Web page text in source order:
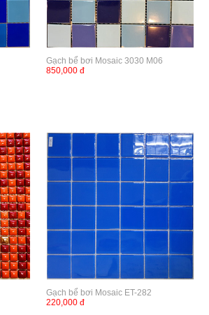
Gạch bể bơi Mosaic 3030 M06
850,000 đ
Gạch bể bơi Mosaic ET-282
220,000 đ